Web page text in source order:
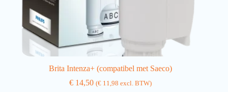
Brita Intenza+ (compatibel met Saeco)
€ 14,50 (€ 11,98 excl. BTW)